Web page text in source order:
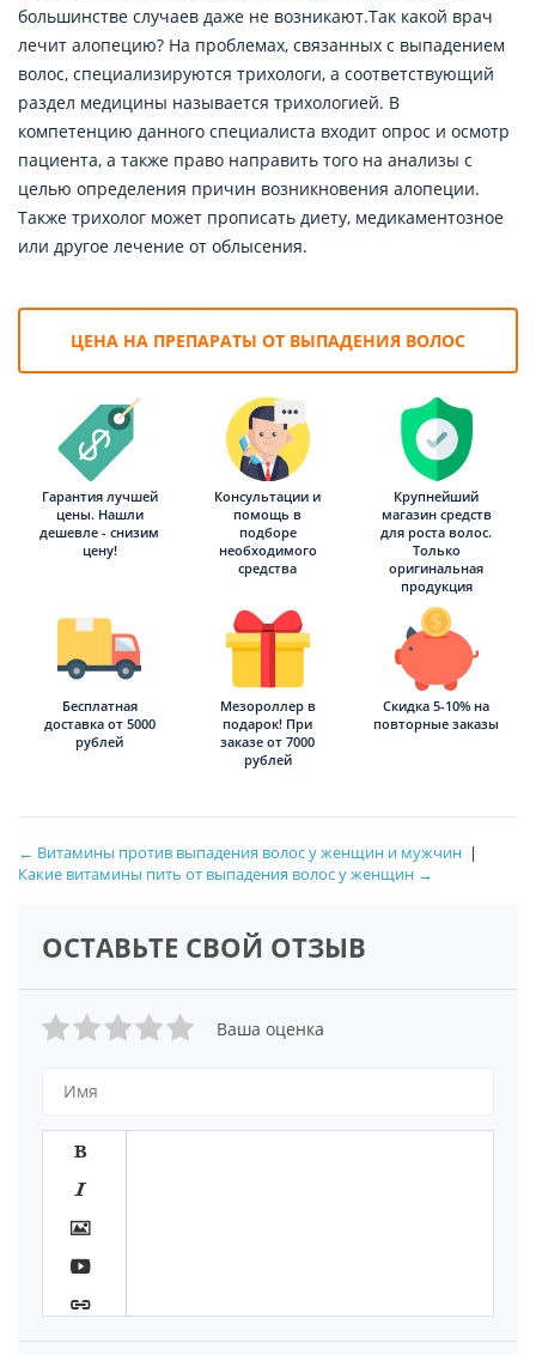
большинстве случаев даже не возникают.​​​​​​​Так какой врач
лечит алопецию? На проблемах, связанных с выпадением
волос, специализируются трихологи, а соответствующий
раздел медицины называется трихологией. В
компетенцию данного специалиста входит опрос и осмотр
пациента, а также право направить того на анализы с
целью определения причин возникновения алопеции.
Также трихолог может прописать диету, медикаментозное
или другое лечение от облысения.
ЦЕНА НА ПРЕПАРАТЫ ОТ ВЫПАДЕНИЯ ВОЛОС
Гарантия лучшей
цены. Нашли
дешевле - снизим
цену!
Консультации и
помощь в
подборе
необходимого
средства
Крупнейший
магазин средств
для роста волос.
Только
оригинальная
продукция
Бесплатная
доставка от 5000
рублей
Мезороллер в
подарок! При
заказе от 7000
рублей
Скидка 5-10% на
повторные заказы
← Витамины против выпадения волос у женщин и мужчин |
Какие витамины пить от выпадения волос у женщин →
ОСТАВЬТЕ СВОЙ ОТЗЫВ
Ваша оценка






